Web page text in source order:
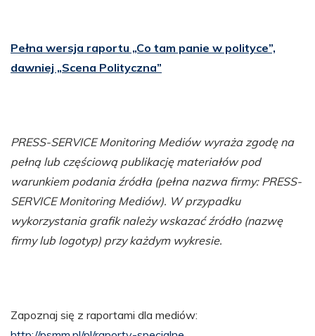
Pełna wersja raportu „Co tam panie w polityce”,
dawniej „Scena Polityczna”
PRESS-SERVICE Monitoring Mediów wyraża zgodę na
pełną lub częściową publikację materiałów pod
warunkiem podania źródła (pełna nazwa firmy: PRESS-
SERVICE Monitoring Mediów). W przypadku
wykorzystania grafik należy wskazać źródło (nazwę
firmy lub logotyp) przy każdym wykresie.
Zapoznaj się z raportami dla mediów: